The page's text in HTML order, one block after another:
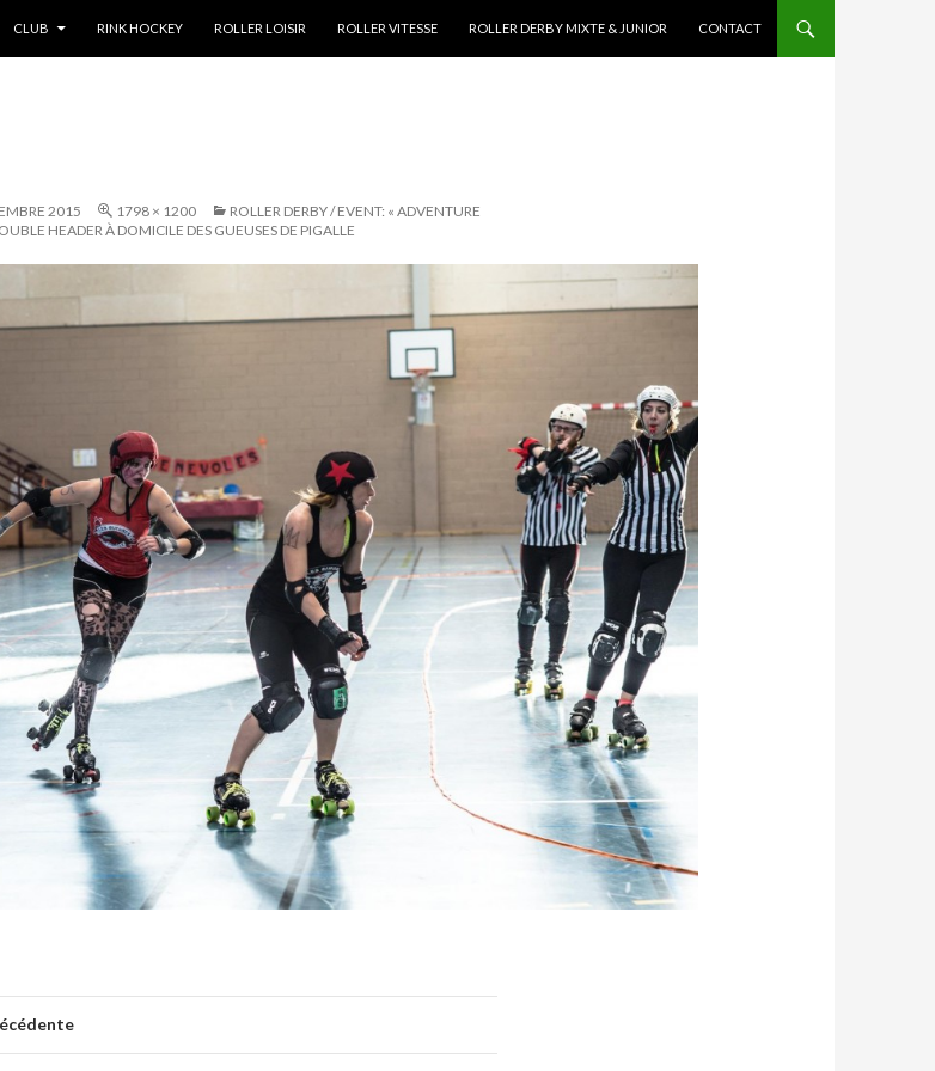
CLUB RINK HOCKEY ROLLER LOISIR ROLLER VITESSE ROLLER DERBY MIXTE & JUNIOR CONTACT
2015 1798 × 1200
ROLLER DERBY / EVENT: « ADVENTURE
HEADER À DOMICILE DES GUEUSES DE PIGALLE